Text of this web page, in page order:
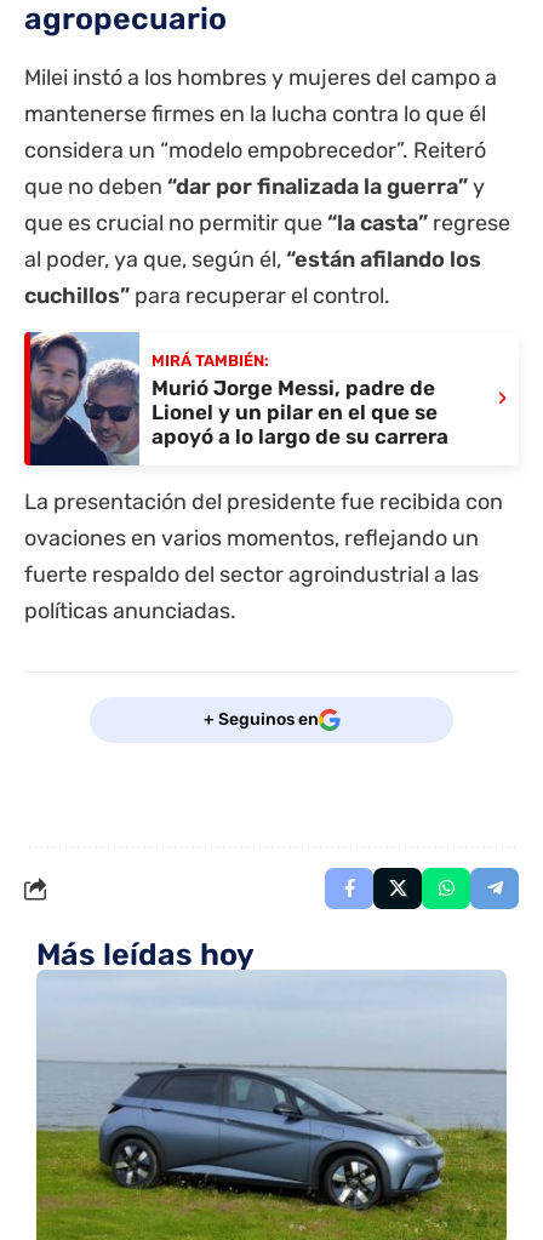
agropecuario
Milei instó a los hombres y mujeres del campo a
mantenerse firmes en la lucha contra lo que él
considera un “modelo empobrecedor”. Reiteró
que no deben “dar por finalizada la guerra”y
que es crucial no permitir que“la casta” regrese
al poder, ya que, según él,“están afilando los
cuchillos” para recuperar el control.
MIRÁ TAMBIÉN:
Murió Jorge Messi, padre de
Lionel y un pilar en el que se
apoyó a lo largo de su carrera
›
La presentación del presidente fue recibida con
ovaciones en varios momentos, reflejando un
fuerte respaldo del sector agroindustrial a las
políticas anunciadas.
+ Seguinos en
Más leídas hoy